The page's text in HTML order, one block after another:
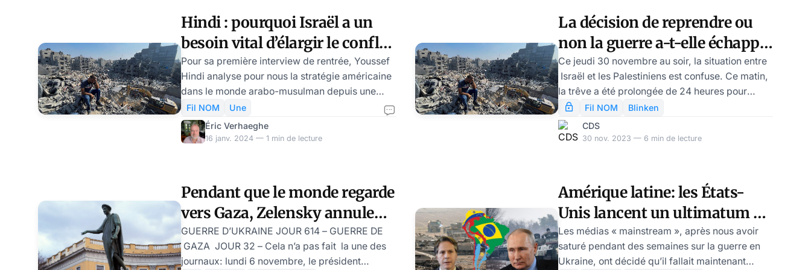
aujourd’hui sont devenus difficiles voire
impossibles à maîtriser. Rien ne l
plusieurs semaines. Et Joe Biden a besoin d’un
succès diplomatique de son Secrétaire d’Etat.
La marge de manœuvre du Premier ministre
Hindi : pourquoi Israël a un
besoin vital d’élargir le conflit
à tout le Moyen-Orient
Pour sa première interview de rentrée, Youssef
Hindi analyse pour nous la stratégie américaine
dans le monde arabo-musulman depuis une
quinzaine d’années, et il montre avec beaucoup
de clarté pour quelles raisons Israël a non
seulement intérêt à ouvrir un conflit avec le
De cet entretien, on retiendra plusieurs
éléments essentiels, qui expliquent lar
Fil NOM
Une
Éric Verhaeghe
16 janv. 2024 — 1 min de lecture
La décision de reprendre ou
non la guerre a-t-elle échappé
à Israël?
Ce jeudi 30 novembre au soir, la situation entre
Israël et les Palestiniens est confuse. Ce matin,
la trêve a été prolongée de 24 heures pour
arriver à une nouvelle libération d’otages.
Cependant les discussions bloquent depuis
hier: les Palestiniens ne sont pas disposés à
ces derniers jours, des combattants
palestiniens, ce à quoi se refuse l’Etat hébreu.
Le gouvernement Netanyahu assure qu’il peut
Fil NOM
Blinken
CDS
30 nov. 2023 — 6 min de lecture
Pendant que le monde regarde
vers Gaza, Zelensky annule
les élections de mars 2024
GUERRE D’UKRAINE JOUR 614 – GUERRE DE
GAZA JOUR 32 – Cela n’a pas fait la une des
journaux: lundi 6 novembre, le président
Amérique latine: les États-
Unis lancent un ultimatum à
la Russie – par Jean
Goychman
Les médias « mainstream », après nous avoir
saturé pendant des semaines sur la guerre en
Ukraine, ont décidé qu’il fallait maintenant